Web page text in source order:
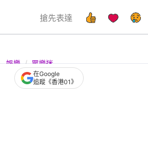
搶先表達
娛樂 眾樂迷
原定2日後辦生日會突
在Google
追蹤《香港01》